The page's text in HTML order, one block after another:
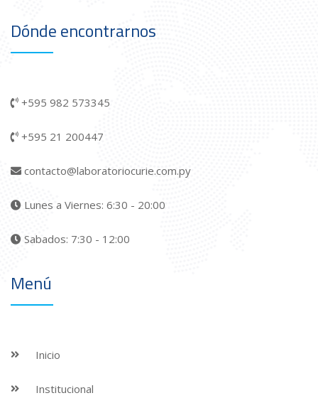
Dónde encontrarnos
+595 982 573345
+595 21 200447
contacto@laboratoriocurie.com.py
Lunes a Viernes: 6:30 - 20:00
Sabados: 7:30 - 12:00
Menú
Inicio
Institucional